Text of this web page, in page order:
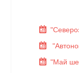
"Май ше